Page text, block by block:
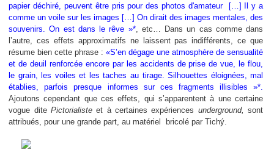
papier déchiré, peuvent être pris pour des photos d'amateur […]
Il y a
comme un voile sur les images […] On dirait des images mentales, des
souvenirs. On est dans le rêve »*, etc… Dans un cas comme dans
l’autre, ces effets approximatifs ne laissent pas indifférents, ce que
résume bien cette phrase :«S’en dégage une atmosphère de sensualité
et de deuil renforcée encore par les accidents de prise de vue, le flou,
le grain, les voiles et les taches au tirage. Silhouettes éloignées, mal
établies, parfois presque informes sur ces fragments illisibles »*.
Ajoutons cependant que ces effets, qui s’apparentent à une certaine
vogue dite Pictorialisteet à certaines expériences underground, sont
attribués, pour une grande part, au matériel
bricolé par Tichý.